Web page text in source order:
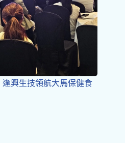
興生技領航大馬保健食